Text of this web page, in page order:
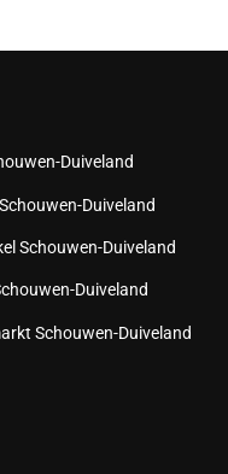
Duiveland
Duiveland
Schouwen-Duiveland
Duiveland
Schouwen-Duiveland